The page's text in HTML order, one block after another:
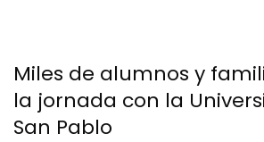
Miles de alumnos y
la jornada con la
San Pablo